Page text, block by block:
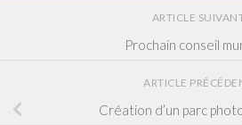
ARTICLE
Prochain conseil
ARTICLE
Création d’un parc